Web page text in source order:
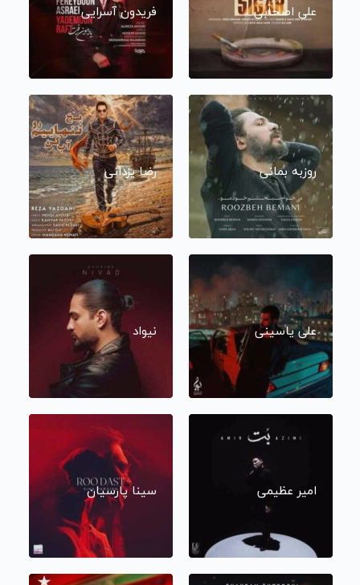
علی اصحابی فریدون آسرایی
روزبه بمانی رضا یزدانی
علی یاسینی نیواد
امیر عظیمی سینا پارسیان